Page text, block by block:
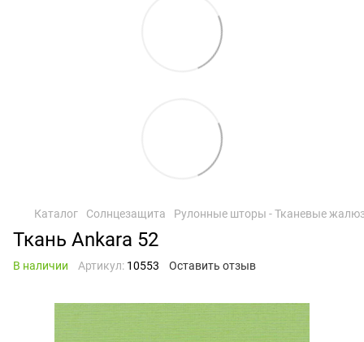
Каталог Солнцезащита Рулонные шторы - Тканевые
Ткань Ankara 52
В наличии Артикул: 10553 Оставить отзыв